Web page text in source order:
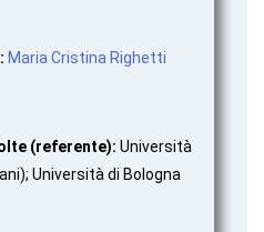
Maria Cristina Righetti
(referente): Università
Università di Bologna